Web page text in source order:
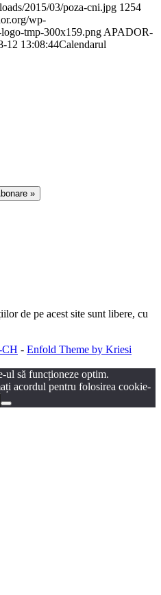
2015/03/poza-cni.jpg 1254
wp-
tmp-300x159.png APADOR-
12 13:08:44Calendarul
de pe acest site sunt libere, cu
- Enfold Theme by Kriesi
ul să funcționeze optim.
acordul pentru folosirea cookie-